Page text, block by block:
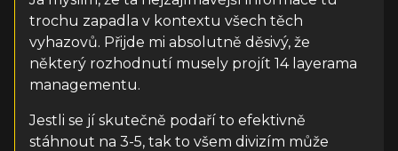
trochu zapadla v kontextu všech těch
vyhazovů. Přijde mi absolutně děsivý, že
některý rozhodnutí musely projít 14 layerama
managementu.
Jestli se jí skutečně podaří to efektivně
stáhnout na 3-5, tak to všem divizím může